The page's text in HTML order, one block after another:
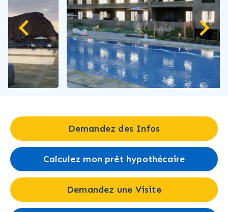
Demandez des Infos
Calculez mon prêt hypothécaire
Demandez une Visite